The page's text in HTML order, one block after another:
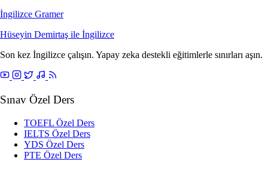
İngilizce Gramer
Hüseyin Demirtaş ile İngilizce
Son kez İngilizce çalışın. Yapay zeka destekli eğitimlerle sınırları aşın.
Sınav Özel Ders
TOEFL Özel Ders
IELTS Özel Ders
YDS Özel Ders
PTE Özel Ders